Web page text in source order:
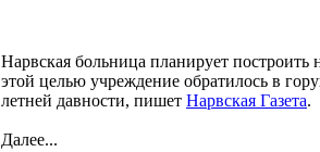
Нарвская больница планирует
этой целью учреждение обратилось в
летней давности, пишет Нарвская Газета.
Далее...